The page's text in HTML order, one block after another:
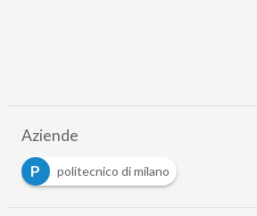
Aziende
P
politecnico di milano